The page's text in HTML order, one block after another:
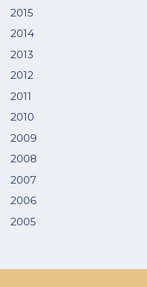
2015
2014
2013
2012
2011
2010
2009
2008
2007
2006
2005